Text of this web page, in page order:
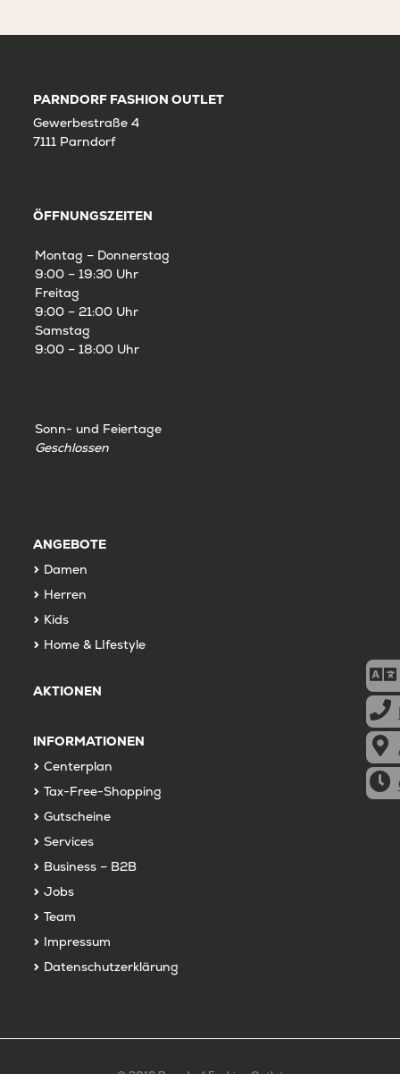
PARNDORF FASHION OUTLET
Gewerbestraße 4
7111 Parndorf
ÖFFNUNGSZEITEN
Montag – Donnerstag
9:00 – 19:30 Uhr
Freitag
9:00 – 21:00 Uhr
Samstag
9:00 – 18:00 Uhr
Sonn- und Feiertage
Geschlossen
ANGEBOTE
Damen
Herren
Kids
Home & LIfestyle
AKTIONEN
INFORMATIONEN
Centerplan
Tax-Free-Shopping
Gutscheine
Services
Business – B2B
Jobs
Team
Impressum
Datenschutzerklärung